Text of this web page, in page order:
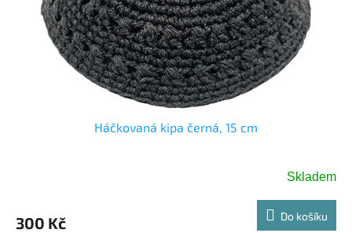
Háčkovaná kipa černá, 15 cm
Skladem
300 Kč Do košíku